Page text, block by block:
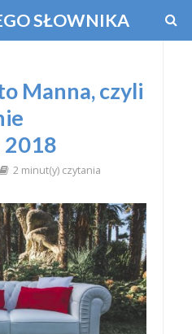
SŁOWNIKA
Manna, czyli
2018
2 minut(y) czytania